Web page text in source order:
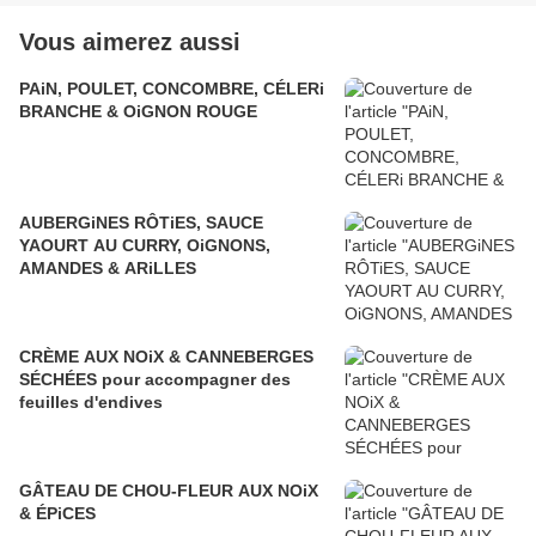
Vous aimerez aussi
PAiN, POULET, CONCOMBRE, CÉLERi
BRANCHE & OiGNON ROUGE
AUBERGiNES RÔTiES, SAUCE
YAOURT AU CURRY, OiGNONS,
AMANDES & ARiLLES
CRÈME AUX NOiX & CANNEBERGES
SÉCHÉES pour accompagner des
feuilles d'endives
GÂTEAU DE CHOU-FLEUR AUX NOiX
& ÉPiCES